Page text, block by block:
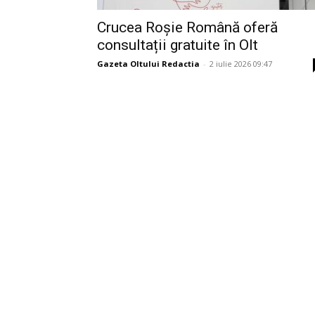
Crucea Roșie Română oferă
consultații gratuite în Olt
Gazeta Oltului Redactia - 2 iulie 2026 09:47